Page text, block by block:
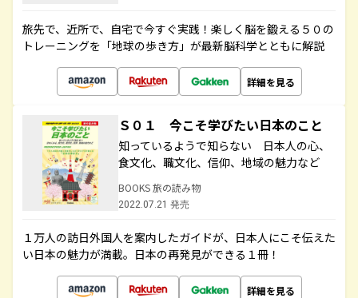
旅先で、近所で、自宅で今すぐ実践！楽しく脳を鍛える５０の
トレーニングを「地球の歩き方」が最新脳科学とともに解説
詳細を見る
Ｓ０１ 今こそ学びたい日本のこと
知っているようで知らない 日本人の心、
食文化、職文化、信仰、地域の魅力など
BOOKS 旅の読み物
2022.07.21 発売
１万人の訪日外国人を案内したガイドが、日本人にこそ伝えた
い日本の魅力が満載。日本の再発見ができる１冊！
詳細を見る